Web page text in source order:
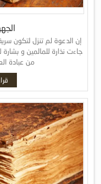
إن الدعوة لم تنزل لتكون
جاءت نذارة للمالمين و
من عبادة